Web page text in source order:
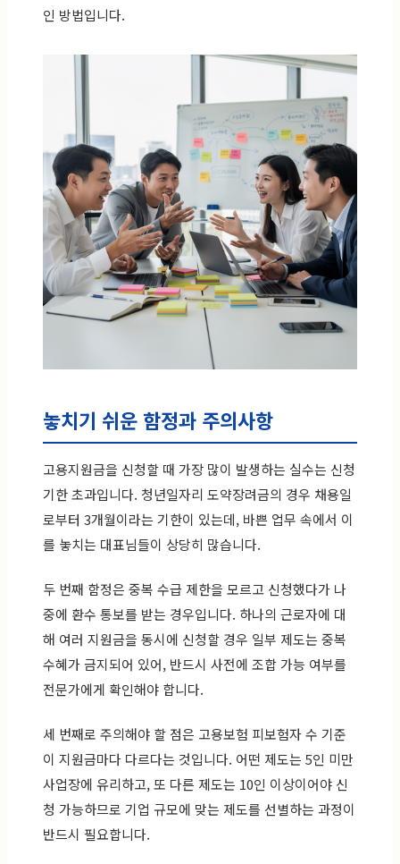
인 방법입니다.
놓치기 쉬운 함정과 주의사항
고용지원금을 신청할 때 가장 많이 발생하는 실수는 신청
기한 초과입니다. 청년일자리 도약장려금의 경우 채용일
로부터 3개월이라는 기한이 있는데, 바쁜 업무 속에서 이
를 놓치는 대표님들이 상당히 많습니다.
두 번째 함정은 중복 수급 제한을 모르고 신청했다가 나
중에 환수 통보를 받는 경우입니다. 하나의 근로자에 대
해 여러 지원금을 동시에 신청할 경우 일부 제도는 중복
수혜가 금지되어 있어, 반드시 사전에 조합 가능 여부를
전문가에게 확인해야 합니다.
세 번째로 주의해야 할 점은 고용보험 피보험자 수 기준
이 지원금마다 다르다는 것입니다. 어떤 제도는 5인 미만
사업장에 유리하고, 또 다른 제도는 10인 이상이어야 신
청 가능하므로 기업 규모에 맞는 제도를 선별하는 과정이
반드시 필요합니다.